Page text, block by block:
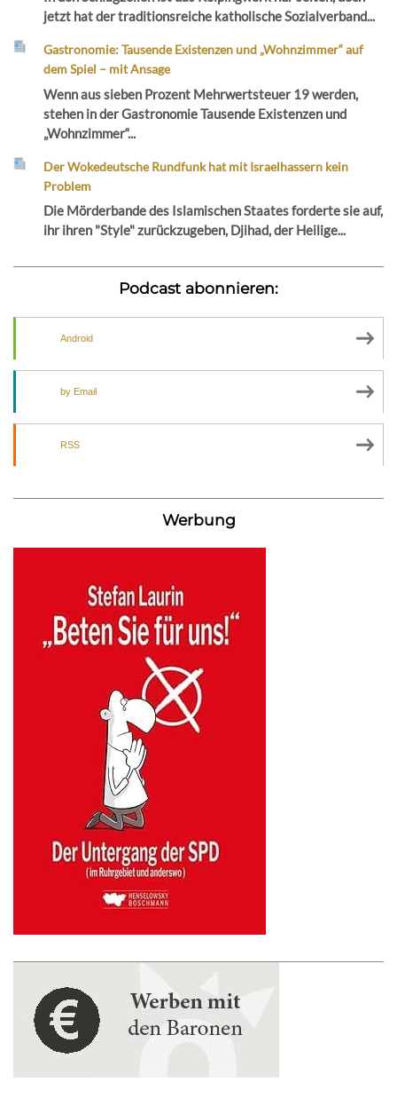
jetzt hat der traditionsreiche katholische Sozialverband...
Gastronomie: Tausende Existenzen und „Wohnzimmer“ auf
dem Spiel – mit Ansage
Wenn aus sieben Prozent Mehrwertsteuer 19 werden,
stehen in der Gastronomie Tausende Existenzen und
„Wohnzimmer“...
Der Wokedeutsche Rundfunk hat mit Israelhassern kein
Problem
Die Mörderbande des Islamischen Staates forderte sie auf,
ihr ihren "Style" zurückzugeben, Djihad, der Heilige...
Podcast abonnieren:
Android
by Email
RSS
Werbung